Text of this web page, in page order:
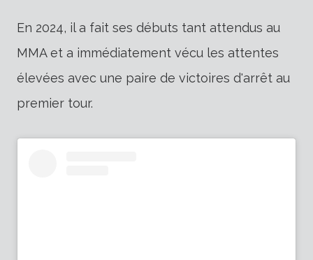
En 2024, il a fait ses débuts tant attendus au
MMA et a immédiatement vécu les attentes
élevées avec une paire de victoires d'arrêt au
premier tour.